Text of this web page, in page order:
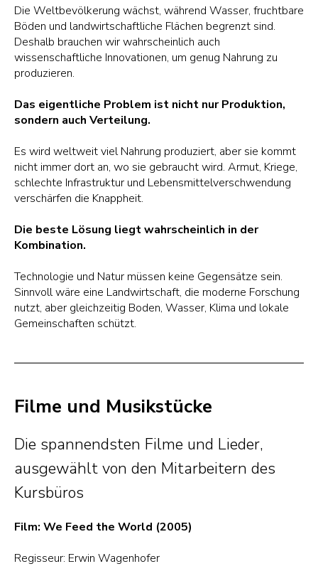
Die Weltbevölkerung wächst, während Wasser, fruchtbare
Böden und landwirtschaftliche Flächen begrenzt sind.
Deshalb brauchen wir wahrscheinlich auch
wissenschaftliche Innovationen, um genug Nahrung zu
produzieren.
Das eigentliche Problem ist nicht nur Produktion,
sondern auch Verteilung.
Es wird weltweit viel Nahrung produziert, aber sie kommt
nicht immer dort an, wo sie gebraucht wird. Armut, Kriege,
schlechte Infrastruktur und Lebensmittelverschwendung
verschärfen die Knappheit.
Die beste Lösung liegt wahrscheinlich in der
Kombination.
Technologie und Natur müssen keine Gegensätze sein.
Sinnvoll wäre eine Landwirtschaft, die moderne Forschung
nutzt, aber gleichzeitig Boden, Wasser, Klima und lokale
Gemeinschaften schützt.
Filme und Musikstücke
Die spannendsten Filme und Lieder,
ausgewählt von den Mitarbeitern des
Kursbüros
Film: We Feed the World (2005)
Regisseur: Erwin Wagenhofer